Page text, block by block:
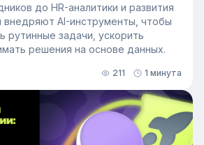
до HR-аналитики и развития
внедряют AI-инструменты, чтобы
рутинные задачи, ускорить
решения на основе данных.
211 1 минута